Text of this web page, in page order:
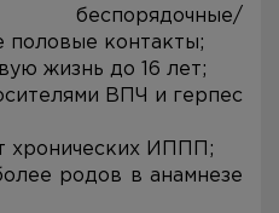
контакты;
жизнь до 16 лет;
ВПЧ и герпес
хронических ИППП;
родов в анамнезе